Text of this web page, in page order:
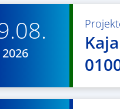
2026